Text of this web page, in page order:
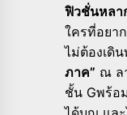
ฟิวชั่นหลา
ใครที่อยา
ไม่ต้องเดิ
ภาค” ณ ล
ชั้น Gพร้อ